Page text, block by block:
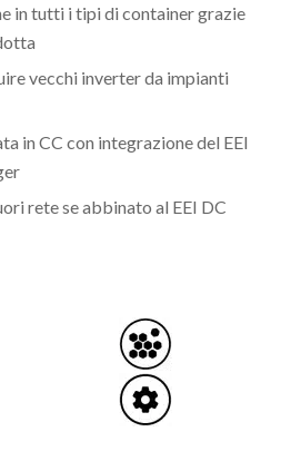
in tutti i tipi di container grazie
vecchi inverter da impianti
in CC con integrazione del EEI
rete se abbinato al EEI DC